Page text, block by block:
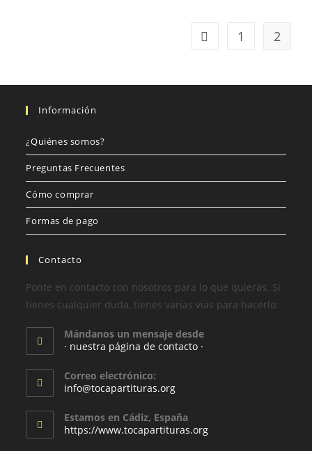
1 2
Información
¿Quiénes somos?
Preguntas Frecuentes
Cómo comprar
Formas de pago
Contacto
Ponte en contacto con nosotros para lo que quieras. Si
tienes cualquier duda, tienes varias vías para hacerlo:
Mándanos un mensaje desde
· nuestra página de contacto ·
Correo electrónico:
info@tocapartituras.org
Estamos en Cádiz, España
https://www.tocapartituras.org